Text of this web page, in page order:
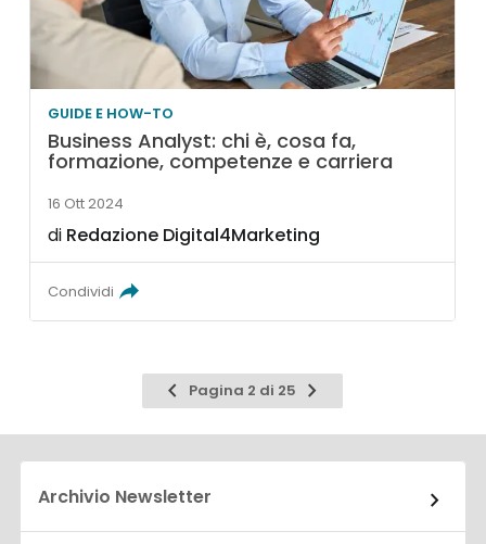
GUIDE E HOW-TO
Business Analyst: chi è, cosa fa,
formazione, competenze e carriera
16 Ott 2024
di Redazione Digital4Marketing
Condividi
Pagina
precedente
Pagina 2 di 25
Pagina
successiva
Archivio Newsletter